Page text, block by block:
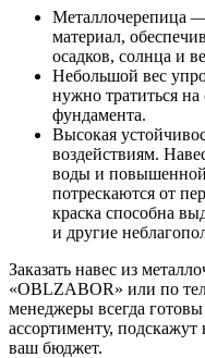
Металлочерепица
материал,
осадков, солнца и
Небольшой вес
нужно тратиться
фундамента.
Высокая
воздействиям.
воды и
потрескаются от
краска способна
и другие
Заказать навес из
«OBLZABOR» или по
менеджеры всегда
ассортименту,
ваш бюджет.